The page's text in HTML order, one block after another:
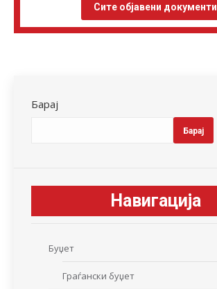
Сите објавени документи
Барај
Барај
Навигација
Буџет
Граѓански буџет